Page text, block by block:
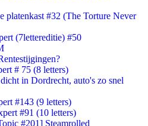
platenkast #32 (The Torture Never
(7lettereditie) #50
# 75 (8 letters)
in Dordrecht, auto's zo snel
#143 (9 letters)
#91 (10 letters)
#201] Steamrolled